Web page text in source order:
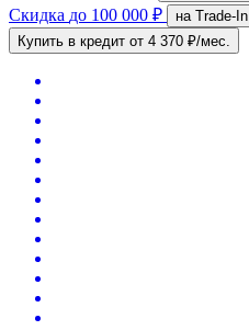
Скидка до 100 000 ₽
на Trade-In
Купить в кредит от 4 370 ₽/мес.